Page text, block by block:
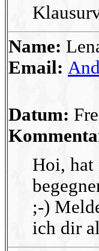
Name:
Email:
Datum:
Hoi, hat
;-)
ich dir